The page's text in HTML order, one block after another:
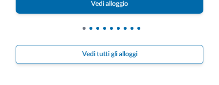
Vedi alloggio
Vedi tutti gli alloggi